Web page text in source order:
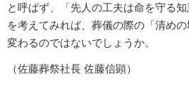
と呼ばず、「先人の工夫は命を守る
を考えてみれば、葬儀の際の「清め
変わるのではないでしょうか。
（佐藤葬祭社長 佐藤信顕）